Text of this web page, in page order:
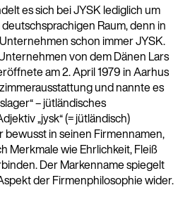
es sich bei JYSK lediglich um
Raum, denn in
schon immer JYSK.
von dem Dänen Lars
am 2. April 1979 in Aarhus
und nannte es
– jütländisches
„jysk“ (= jütländisch)
in seinen Firmennamen,
Merkmale wie Ehrlichkeit, Fleiß
Der Markenname spiegelt
der Firmenphilosophie wider.